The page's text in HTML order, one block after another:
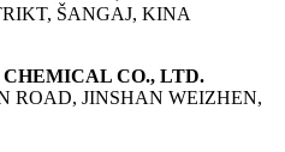
ŠANGAJ, KINA
CO., LTD.
ROAD, JINSHAN WEIZHEN,